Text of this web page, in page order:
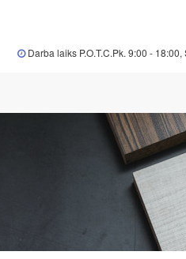
Darba laiks P.O.T.C.Pk. 9:00 -